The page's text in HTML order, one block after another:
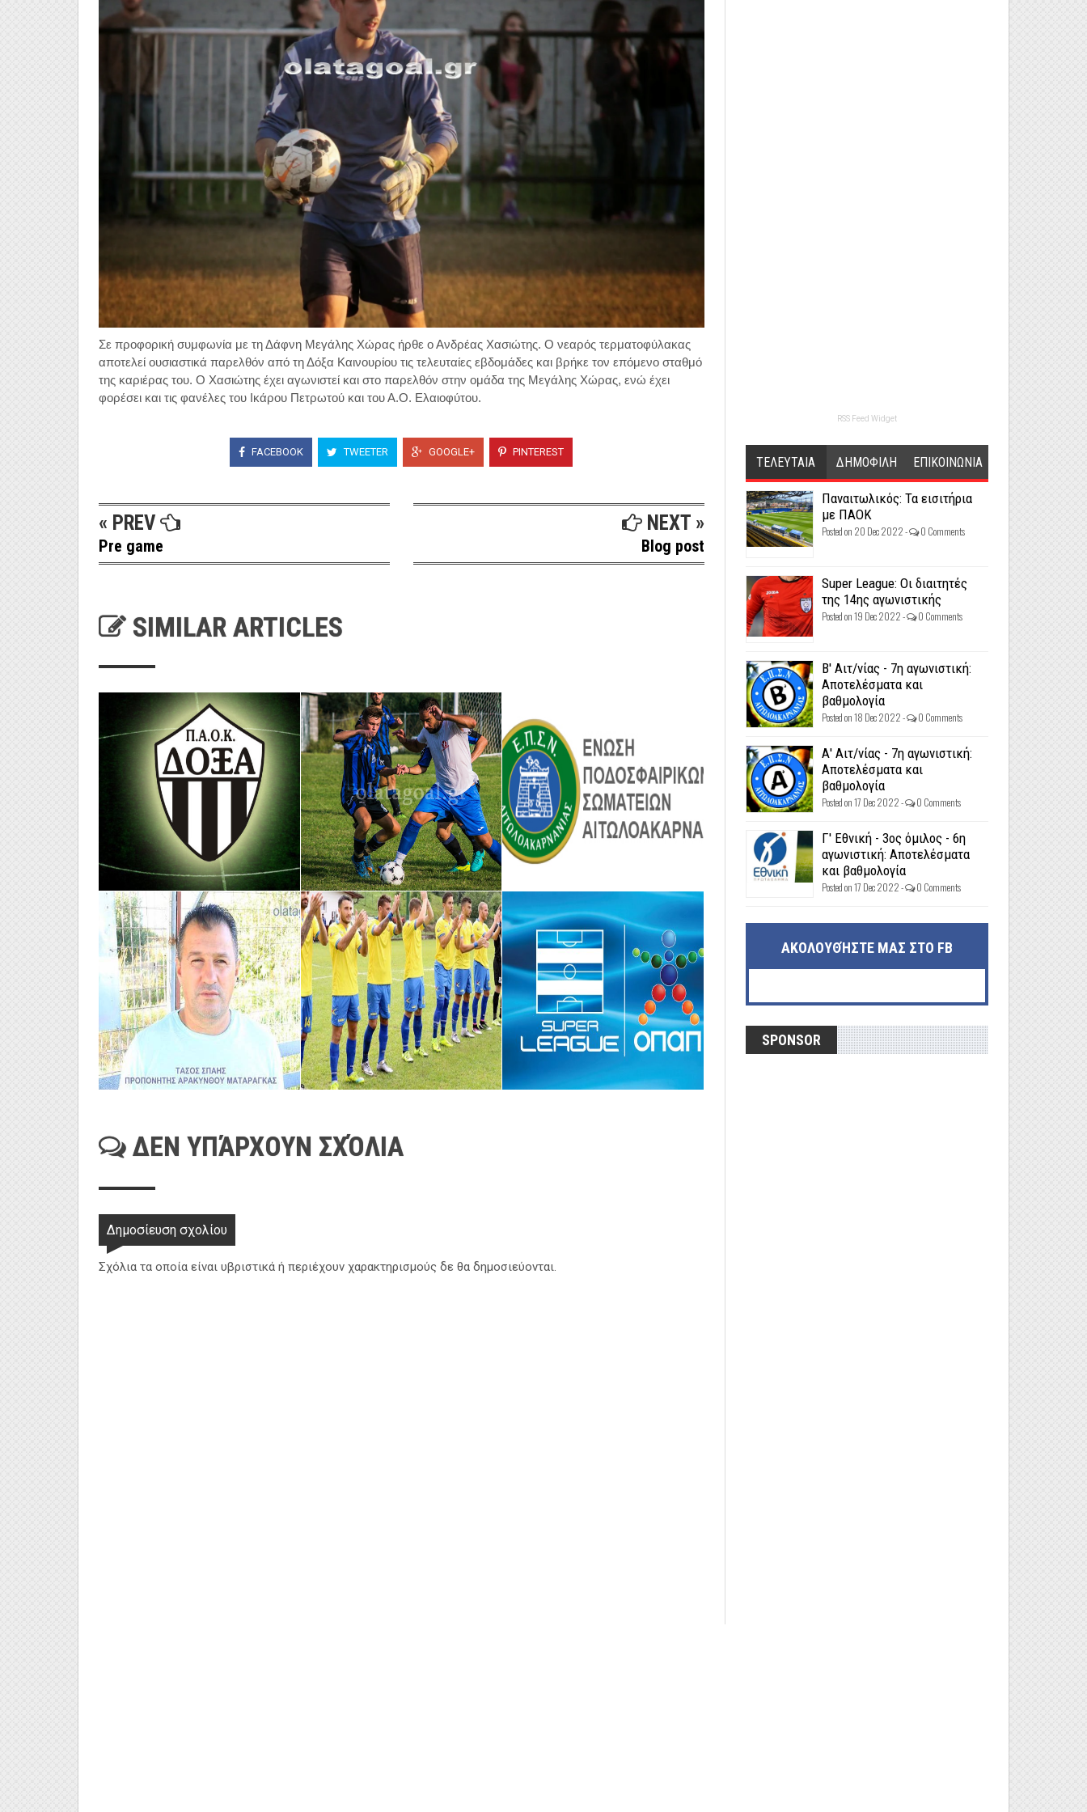
Σε προφορική συμφωνία με τη Δάφνη Μεγάλης Χώρας ήρθε ο Ανδρέας Χασιώτης. Ο νεαρός τερματοφύλακας
αποτελεί ουσιαστικά παρελθόν από τη Δόξα Καινουρίου τις τελευταίες εβδομάδες και βρήκε τον επόμενο σταθμό
της καριέρας του. Ο Χασιώτης έχει αγωνιστεί και στο παρελθόν στην ομάδα της Μεγάλης Χώρας, ενώ έχει
φορέσει και τις φανέλες του Ικάρου Πετρωτού και του Α.Ο. Ελαιοφύτου.
FACEBOOK TWEETER GOOGLE+ PINTEREST
« PREV
Pre game
NEXT »
Blog post
SIMILAR ARTICLES
ΔΕΝ ΥΠΆΡΧΟΥΝ ΣΧΌΛΙΑ
Δημοσίευση σχολίου
Σχόλια τα οποία είναι υβριστικά ή περιέχουν χαρακτηρισμούς δε θα δημοσιεύονται.
RSS Feed Widget
ΤΕΛΕΥΤΑΙΑ ΔΗΜΟΦΙΛΗ ΕΠΙΚΟΙΝΩΝΙΑ
Παναιτωλικός: Τα εισιτήρια
με ΠΑΟΚ
Posted on 20 Dec 2022 - 0 Comments
Super League: Οι διαιτητές
της 14ης αγωνιστικής
Posted on 19 Dec 2022 - 0 Comments
Β' Αιτ/νίας - 7η αγωνιστική:
Αποτελέσματα και
βαθμολογία
Posted on 18 Dec 2022 - 0 Comments
Α' Αιτ/νίας - 7η αγωνιστική:
Αποτελέσματα και
βαθμολογία
Posted on 17 Dec 2022 - 0 Comments
Γ' Εθνική - 3ος όμιλος - 6η
αγωνιστική: Αποτελέσματα
και βαθμολογία
Posted on 17 Dec 2022 - 0 Comments
ΑΚΟΛΟΥΘΉΣΤΕ ΜΑΣ ΣΤΟ FB
SPONSOR